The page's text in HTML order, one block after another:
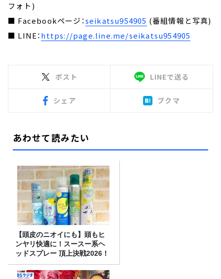
フォト)
■ Facebookページ：seikatsu954905 (番組情報と写真)
■ LINE：https://page.line.me/seikatsu954905
ポスト LINEで送る
シェア ブクマ
あわせて読みたい
【頭皮のニオイにも】頭もヒ
ンヤリ快適に！スースー系ヘ
ッドスプレー 頂上決戦2026！